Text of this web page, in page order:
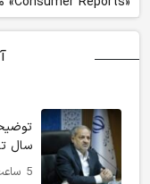
سال
5 ساعت پیش